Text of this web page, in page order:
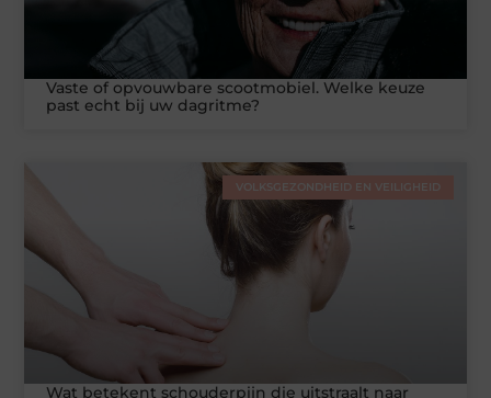
Vaste of opvouwbare scootmobiel. Welke keuze
past echt bij uw dagritme?
VOLKSGEZONDHEID EN VEILIGHEID
Wat betekent schouderpijn die uitstraalt naar